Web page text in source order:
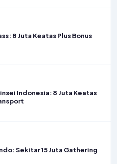
8 Juta Keatas Plus Bonus
Indonesia: 8 Juta Keatas
Sekitar 15 Juta Gathering